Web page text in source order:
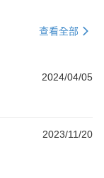
查看全部
2024/04/05
2023/11/20